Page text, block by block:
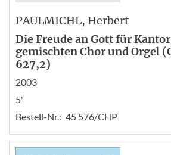
PAULMICHL, Herbert
Die Freude an Gott für
gemischten Chor und Orgel
627,2)
2003
5'
Bestell-Nr.: 45 576/CHP